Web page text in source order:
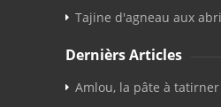
Tajine d'agneau aux
Dernièrs Articles
Amlou, la pâte à